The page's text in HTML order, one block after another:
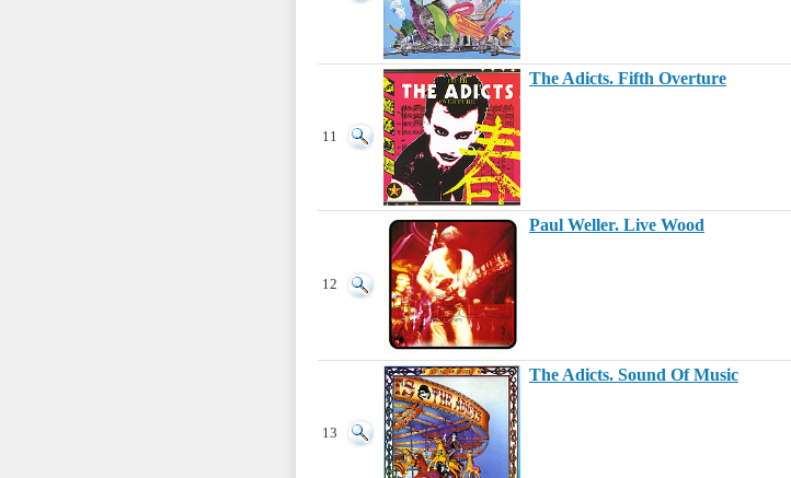
11
The Adicts. Fifth Overture
12
Paul Weller. Live Wood
13
The Adicts. Sound Of Music